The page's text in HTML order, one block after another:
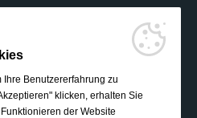
Benutzererfahrung zu
klicken, erhalten Sie
der Website